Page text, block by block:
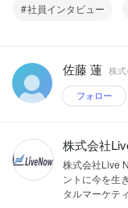
社員インタビュー
佐藤 蓮 株
フォロー
株式会社
株式会社Live
ントに今を生
タルマーケテ